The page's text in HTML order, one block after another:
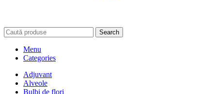
Search
Menu
Categories
Adjuvant
Alveole
Bulbi de flori